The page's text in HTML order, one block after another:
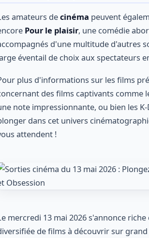
amateurs decinéma peuvent
Pour le plaisir, une comédie
d'une multitude d'autres
éventail de choix aux spectateurs
plus d'informations sur les films
des films captivants
note impressionnante, ou bien les
dans cet univers
attendent !
mercredi 13 mai 2026 s'annonce
de films à découvrir sur